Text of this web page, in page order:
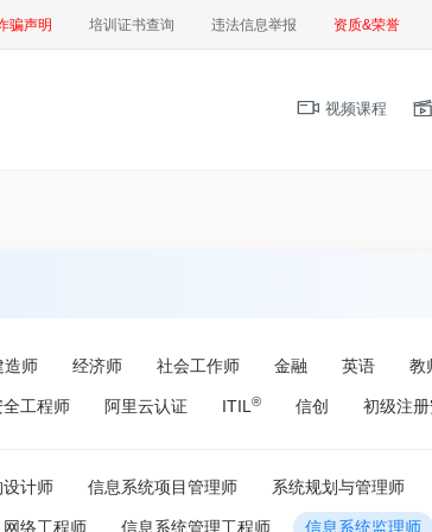
骗声明 培训证书查询 违法信息举报 资质&荣誉
视频课程
造师 经济师 社会工作师 金融 英语 教
工程师 阿里云认证 ITIL ® 信创 初级注
设计师 信息系统项目管理师 系统规划与管理师
网络工程师 信息系统管理工程师 信息系统监理师